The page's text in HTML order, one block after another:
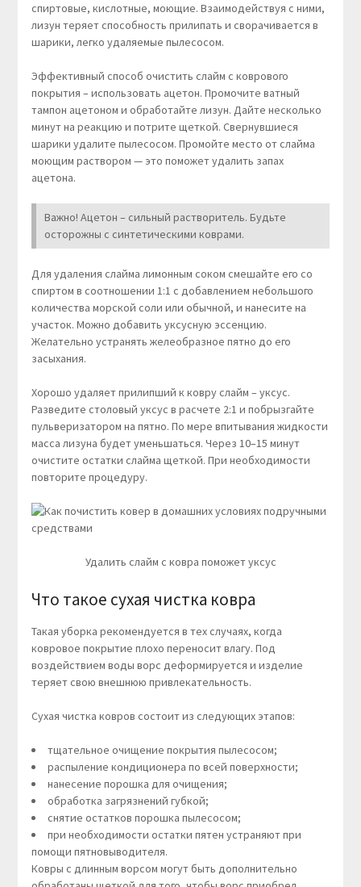
спиртовые, кислотные, моющие. Взаимодействуя с ними,
лизун теряет способность прилипать и сворачивается в
шарики, легко удаляемые пылесосом.
Эффективный способ очистить слайм с коврового
покрытия – использовать ацетон. Промочите ватный
тампон ацетоном и обработайте лизун. Дайте несколько
минут на реакцию и потрите щеткой. Свернувшиеся
шарики удалите пылесосом. Промойте место от слайма
моющим раствором — это поможет удалить запах
ацетона.
Важно! Ацетон – сильный растворитель. Будьте
осторожны с синтетическими коврами.
Для удаления слайма лимонным соком смешайте его со
спиртом в соотношении 1:1 с добавлением небольшого
количества морской соли или обычной, и нанесите на
участок. Можно добавить уксусную эссенцию.
Желательно устранять желеобразное пятно до его
засыхания.
Хорошо удаляет прилипший к ковру слайм – уксус.
Разведите столовый уксус в расчете 2:1 и побрызгайте
пульверизатором на пятно. По мере впитывания жидкости
масса лизуна будет уменьшаться. Через 10–15 минут
очистите остатки слайма щеткой. При необходимости
повторите процедуру.
Удалить слайм с ковра поможет уксус
Что такое сухая чистка ковра
Такая уборка рекомендуется в тех случаях, когда
ковровое покрытие плохо переносит влагу. Под
воздействием воды ворс деформируется и изделие
теряет свою внешнюю привлекательность.
Сухая чистка ковров состоит из следующих этапов:
тщательное очищение покрытия пылесосом;
распыление кондиционера по всей поверхности;
нанесение порошка для очищения;
обработка загрязнений губкой;
снятие остатков порошка пылесосом;
при необходимости остатки пятен устраняют при
помощи пятновыводителя.
Ковры с длинным ворсом могут быть дополнительно